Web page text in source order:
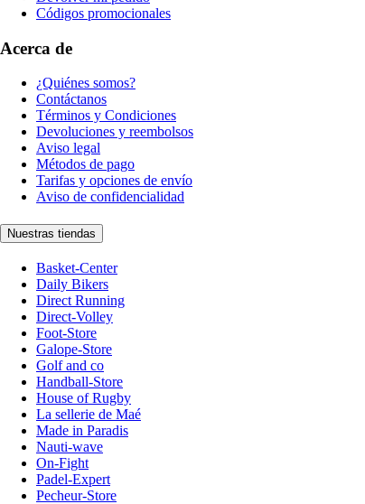
Códigos promocionales
Acerca de
¿Quiénes somos?
Contáctanos
Términos y Condiciones
Devoluciones y reembolsos
Aviso legal
Métodos de pago
Tarifas y opciones de envío
Aviso de confidencialidad
Nuestras tiendas
Basket-Center
Daily Bikers
Direct Running
Direct-Volley
Foot-Store
Galope-Store
Golf and co
Handball-Store
House of Rugby
La sellerie de Maé
Made in Paradis
Nauti-wave
On-Fight
Padel-Expert
Pecheur-Store